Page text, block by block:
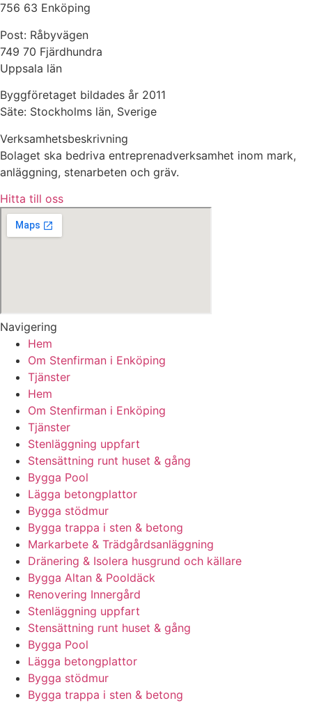
756 63 Enköping
Post: Råbyvägen
749 70 Fjärdhundra
Uppsala län
Byggföretaget bildades år 2011
Säte: Stockholms län, Sverige
Verksamhetsbeskrivning
Bolaget ska bedriva entreprenadverksamhet inom mark,
anläggning, stenarbeten och gräv.
Hitta till oss
Navigering
Hem
Om Stenfirman i Enköping
Tjänster
Hem
Om Stenfirman i Enköping
Tjänster
Stenläggning uppfart
Stensättning runt huset & gång
Bygga Pool
Lägga betongplattor
Bygga stödmur
Bygga trappa i sten & betong
Markarbete & Trädgårdsanläggning
Dränering & Isolera husgrund och källare
Bygga Altan & Pooldäck
Renovering Innergård
Stenläggning uppfart
Stensättning runt huset & gång
Bygga Pool
Lägga betongplattor
Bygga stödmur
Bygga trappa i sten & betong